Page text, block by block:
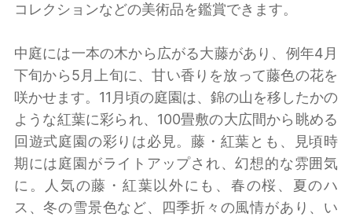
コレクションなどの美術品を鑑賞できます。
中庭には一本の木から広がる大藤があり、例年4月
下旬から5月上旬に、甘い香りを放って藤色の花を
咲かせます。11月頃の庭園は、錦の山を移したかの
ような紅葉に彩られ、100畳敷の大広間から眺める
回遊式庭園の彩りは必見。藤・紅葉とも、見頃時
期には庭園がライトアップされ、幻想的な雰囲気
に。人気の藤・紅葉以外にも、春の桜、夏のハ
ス、冬の雪景色など、四季折々の風情があり、い